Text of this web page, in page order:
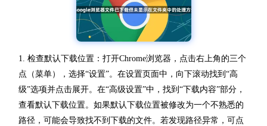
1. 检查默认下载位置：打开Chrome浏览器，点击右上角的三个
点（菜单），选择“设置”。在设置页面中，向下滚动找到“高
级”选项并点击展开。在“高级设置”中，找到“下载内容”部分，
查看默认下载位置。如果默认下载位置被修改为一个不熟悉的
路径，可能会导致找不到下载的文件。若发现路径异常，可点